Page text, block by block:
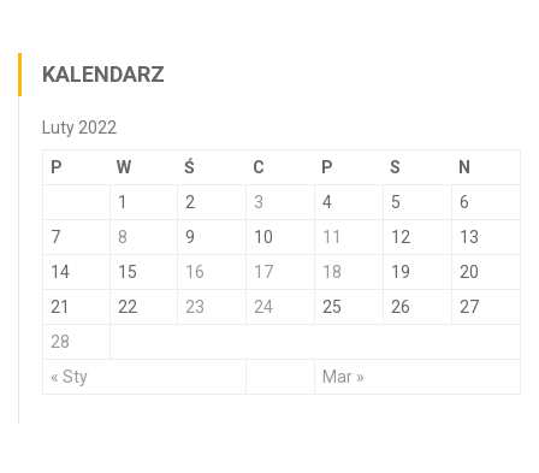
KALENDARZ
Luty 2022
P W Ś C P S N
« Sty Mar »
1 2 3 4 5
6
7
8 9 10 11 12
13
14
15 16 17 18 19
20
21
22 23 24 25 26
27
28